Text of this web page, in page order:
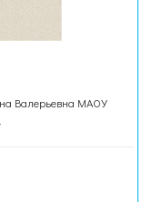
Валерьевна МАОУ